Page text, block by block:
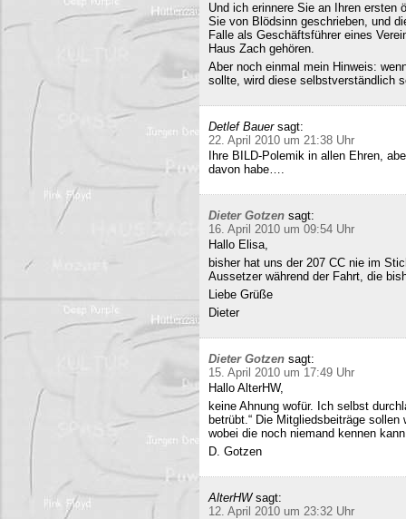
Und ich erinnere Sie an Ihren ersten
Sie von Blödsinn geschrieben, und
Falle als Geschäftsführer eines
Haus Zach gehören.
Aber noch einmal mein Hinweis:
sollte, wird diese selbstverständlich
Detlef Bauer sagt:
22. April 2010 um 21:38 Uhr
Ihre BILD-Polemik in allen Ehren,
davon habe….
Dieter Gotzen sagt:
16. April 2010 um 09:54 Uhr
Hallo Elisa,
bisher hat uns der 207 CC nie im
Aussetzer während der Fahrt, die
Liebe Grüße
Dieter
Dieter Gotzen sagt:
15. April 2010 um 17:49 Uhr
Hallo AlterHW,
keine Ahnung wofür. Ich selbst
betrübt.“ Die Mitgliedsbeiträge
wobei die noch niemand kennen
D. Gotzen
AlterHW sagt:
12. April 2010 um 23:32 Uhr